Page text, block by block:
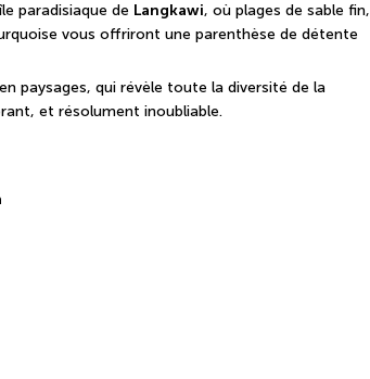
paradisiaque de Langkawi, où plages de sable fin,
vous offriront une parenthèse de détente
paysages, qui révèle toute la diversité de la
et résolument inoubliable.